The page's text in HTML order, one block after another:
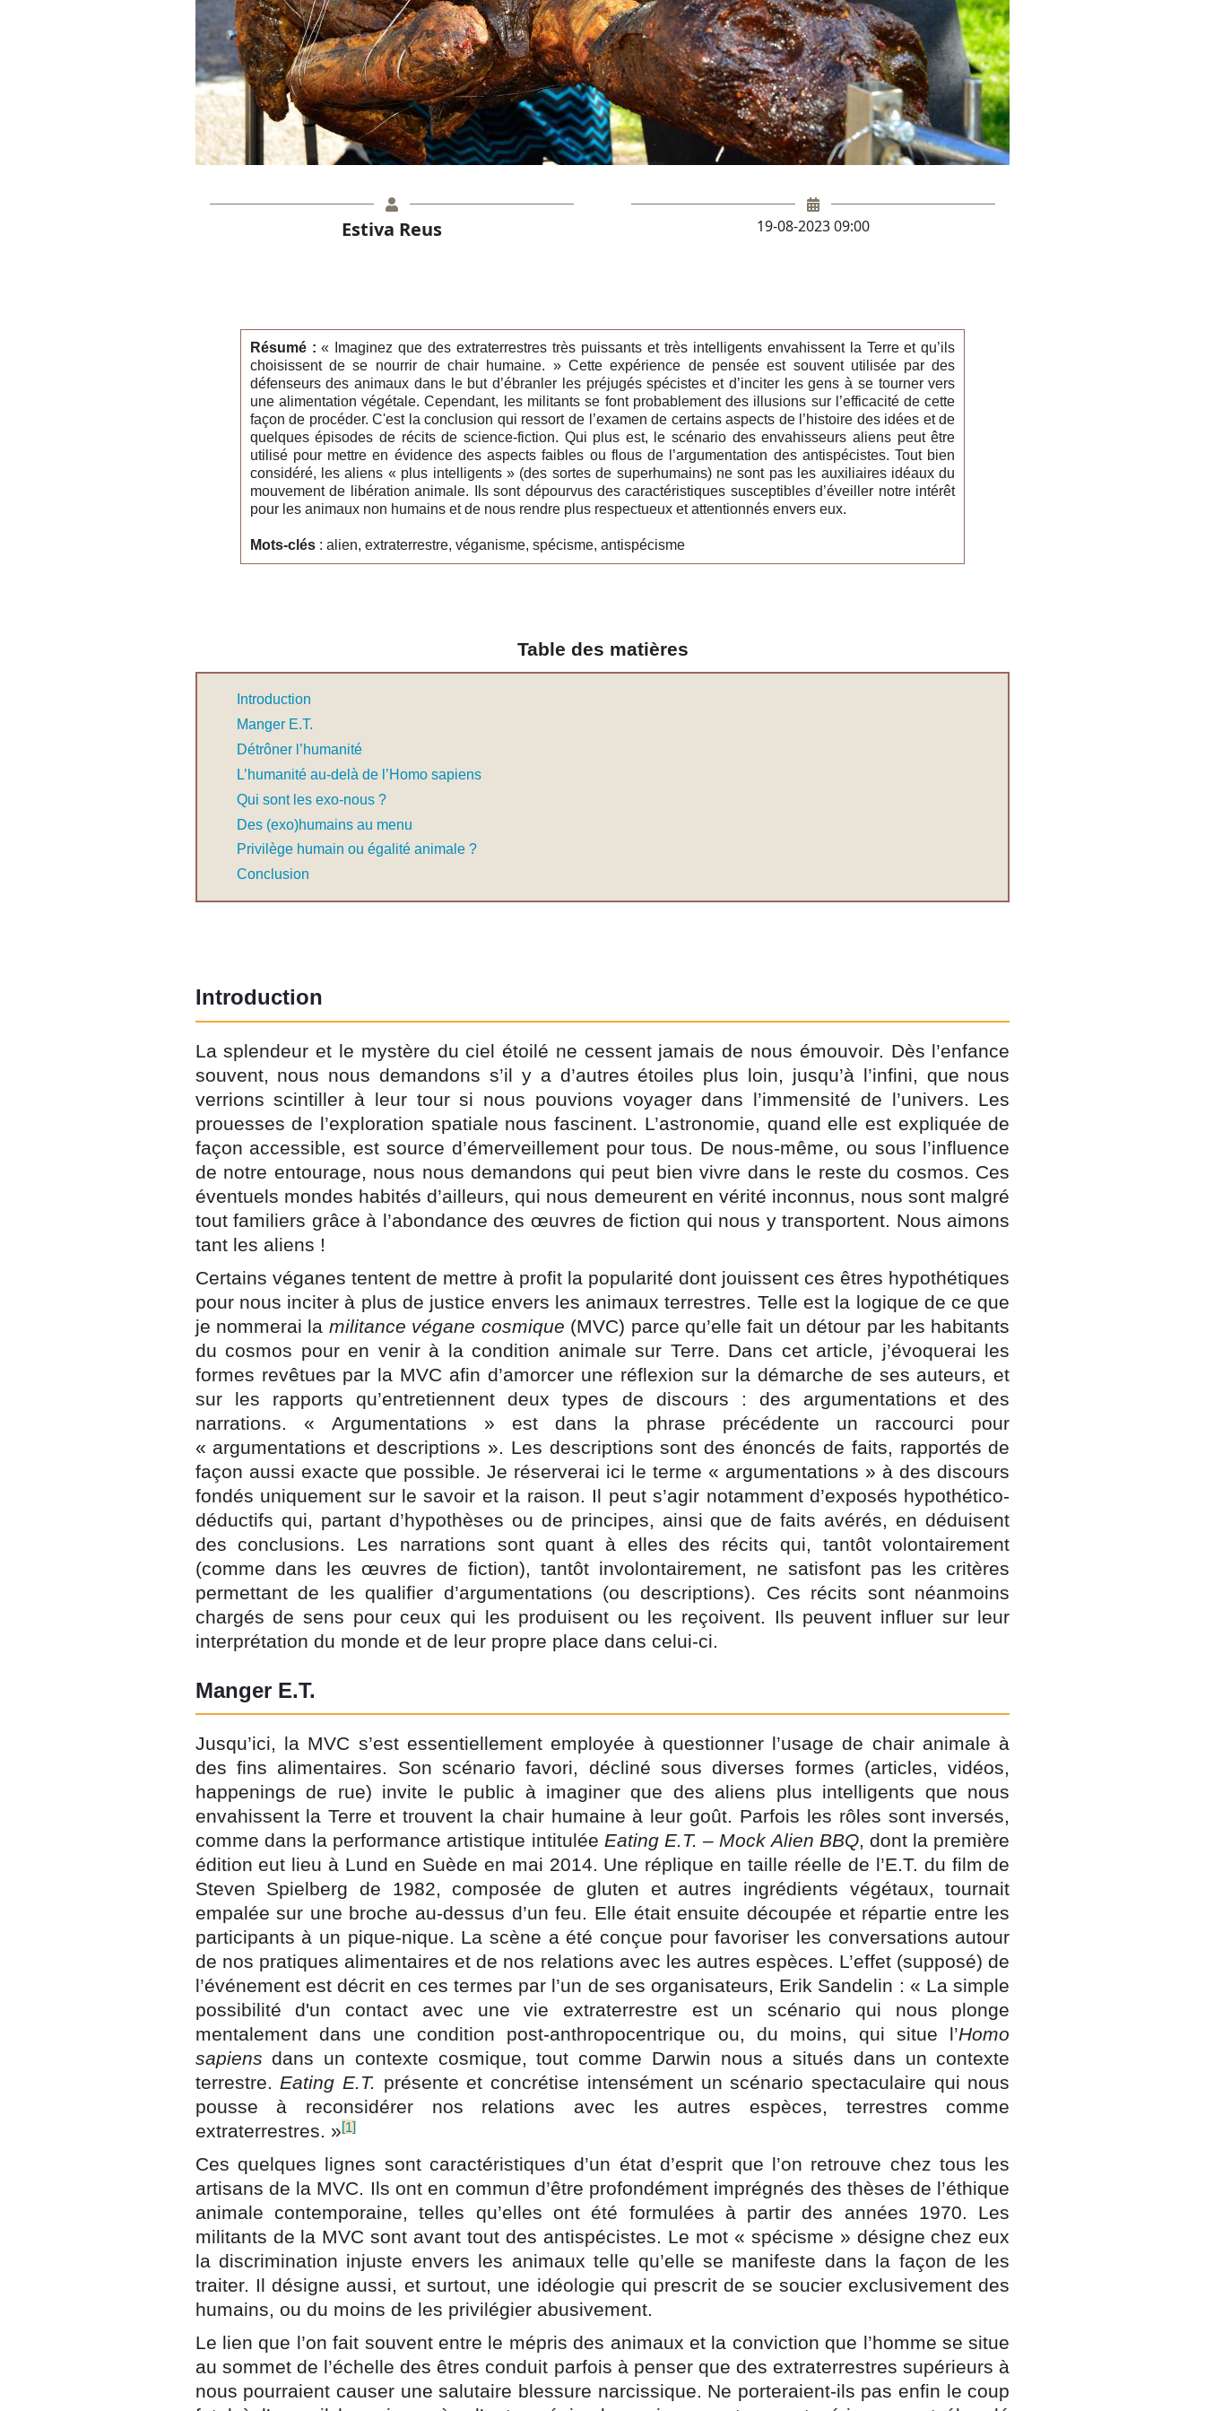
Estiva Reus 19-08-2023 09:00
Résumé :« Imaginez que des extraterrestres très puissants et très intelligents envahissent la Terre et qu’ils
choisissent de se nourrir de chair humaine. » Cette expérience de pensée est souvent utilisée par des
défenseurs des animaux dans le but d’ébranler les préjugés spécistes et d’inciter les gens à se tourner vers
une alimentation végétale. Cependant, les militants se font probablement des illusions sur l’efficacité de cette
façon de procéder. C'est la conclusion qui ressort de l’examen de certains aspects de l’histoire des idées et de
quelques épisodes de récits de science-fiction. Qui plus est, le scénario des envahisseurs aliens peut être
utilisé pour mettre en évidence des aspects faibles ou flous de l’argumentation des antispécistes. Tout bien
considéré, les aliens « plus intelligents » (des sortes de superhumains) ne sont pas les auxiliaires idéaux du
mouvement de libération animale. Ils sont dépourvus des caractéristiques susceptibles d’éveiller notre intérêt
pour les animaux non humains et de nous rendre plus respectueux et attentionnés envers eux.
Mots-clés: alien, extraterrestre, véganisme, spécisme, antispécisme
Table des matières
Introduction
Manger E.T.
Détrôner l’humanité
L’humanité au-delà de l’Homo sapiens
Qui sont les exo-nous ?
Des (exo)humains au menu
Privilège humain ou égalité animale ?
Conclusion
Introduction
La splendeur et le mystère du ciel étoilé ne cessent jamais de nous émouvoir. Dès l’enfance
souvent, nous nous demandons s’il y a d’autres étoiles plus loin, jusqu’à l’infini, que nous
verrions scintiller à leur tour si nous pouvions voyager dans l’immensité de l’univers. Les
prouesses de l’exploration spatiale nous fascinent. L’astronomie, quand elle est expliquée de
façon accessible, est source d’émerveillement pour tous. De nous-même, ou sous l’influence
de notre entourage, nous nous demandons qui peut bien vivre dans le reste du cosmos. Ces
éventuels mondes habités d’ailleurs, qui nous demeurent en vérité inconnus, nous sont malgré
tout familiers grâce à l’abondance des œuvres de fiction qui nous y transportent. Nous aimons
tant les aliens !
Certains véganes tentent de mettre à profit la popularité dont jouissent ces êtres hypothétiques
pour nous inciter à plus de justice envers les animaux terrestres. Telle est la logique de ce que
je nommerai la militance végane cosmique (MVC) parce qu’elle fait un détour par les habitants
du cosmos pour en venir à la condition animale sur Terre. Dans cet article, j’évoquerai les
formes revêtues par la MVC afin d’amorcer une réflexion sur la démarche de ses auteurs, et
sur les rapports qu’entretiennent deux types de discours : des argumentations et des
narrations. « Argumentations » est dans la phrase précédente un raccourci pour
« argumentations et descriptions ». Les descriptions sont des énoncés de faits, rapportés de
façon aussi exacte que possible. Je réserverai ici le terme « argumentations » à des discours
fondés uniquement sur le savoir et la raison. Il peut s’agir notamment d’exposés hypothético-
déductifs qui, partant d’hypothèses ou de principes, ainsi que de faits avérés, en déduisent
des conclusions. Les narrations sont quant à elles des récits qui, tantôt volontairement
(comme dans les œuvres de fiction), tantôt involontairement, ne satisfont pas les critères
permettant de les qualifier d’argumentations (ou descriptions). Ces récits sont néanmoins
chargés de sens pour ceux qui les produisent ou les reçoivent. Ils peuvent influer sur leur
interprétation du monde et de leur propre place dans celui-ci.
Manger E.T.
Jusqu’ici, la MVC s’est essentiellement employée à questionner l’usage de chair animale à
des fins alimentaires. Son scénario favori, décliné sous diverses formes (articles, vidéos,
happenings de rue) invite le public à imaginer que des aliens plus intelligents que nous
envahissent la Terre et trouvent la chair humaine à leur goût. Parfois les rôles sont inversés,
comme dans la performance artistique intitulée Eating E.T. – Mock Alien BBQ, dont la première
édition eut lieu à Lund en Suède en mai 2014. Une réplique en taille réelle de l’E.T. du film de
Steven Spielberg de 1982, composée de gluten et autres ingrédients végétaux, tournait
empalée sur une broche au-dessus d’un feu. Elle était ensuite découpée et répartie entre les
participants à un pique-nique. La scène a été conçue pour favoriser les conversations autour
de nos pratiques alimentaires et de nos relations avec les autres espèces. L’effet (supposé) de
l’événement est décrit en ces termes par l’un de ses organisateurs, Erik Sandelin : « La simple
possibilité d'un contact avec une vie extraterrestre est un scénario qui nous plonge
mentalement dans une condition post-anthropocentrique ou, du moins, qui situe l’Homo
sapiens dans un contexte cosmique, tout comme Darwin nous a situés dans un contexte
terrestre. Eating E.T. présente et concrétise intensément un scénario spectaculaire qui nous
pousse à reconsidérer nos relations avec les autres espèces, terrestres comme
extraterrestres. »[1]
Ces quelques lignes sont caractéristiques d’un état d’esprit que l’on retrouve chez tous les
artisans de la MVC. Ils ont en commun d’être profondément imprégnés des thèses de l’éthique
animale contemporaine, telles qu’elles ont été formulées à partir des années 1970. Les
militants de la MVC sont avant tout des antispécistes. Le mot « spécisme » désigne chez eux
la discrimination injuste envers les animaux telle qu’elle se manifeste dans la façon de les
traiter. Il désigne aussi, et surtout, une idéologie qui prescrit de se soucier exclusivement des
humains, ou du moins de les privilégier abusivement.
Le lien que l’on fait souvent entre le mépris des animaux et la conviction que l’homme se situe
au sommet de l’échelle des êtres conduit parfois à penser que des extraterrestres supérieurs à
nous pourraient causer une salutaire blessure narcissique. Ne porteraient-ils pas enfin le coup